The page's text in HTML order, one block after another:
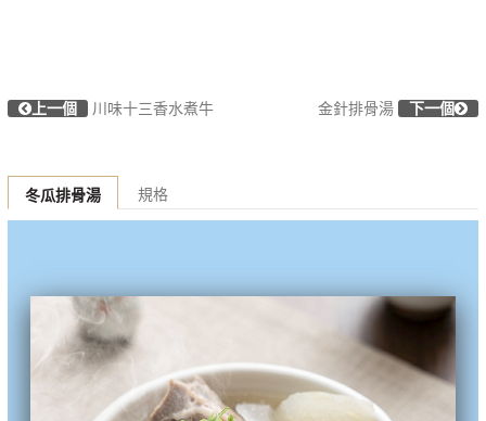
上一個 川味十三香水煮牛 金針排骨湯 下一個
冬瓜排骨湯 規格